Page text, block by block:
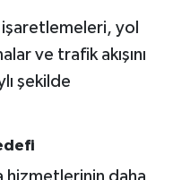
yol
ve trafik akışını
şekilde